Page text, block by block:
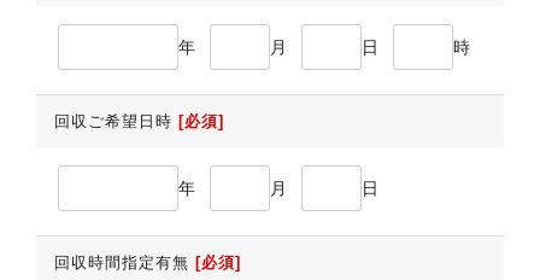
年 月 日 時
回収ご希望日時 [必須]
年 月 日
回収時間指定有無 [必須]